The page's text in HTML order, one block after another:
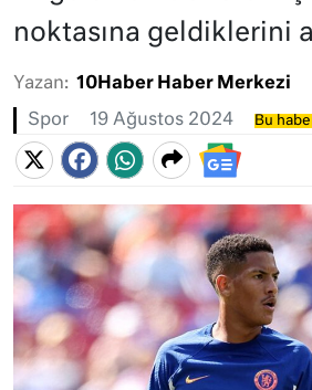
noktasına geldiklerini
Yazan: 10Haber Haber Merkezi
Spor 19 Ağustos 2024 Bu